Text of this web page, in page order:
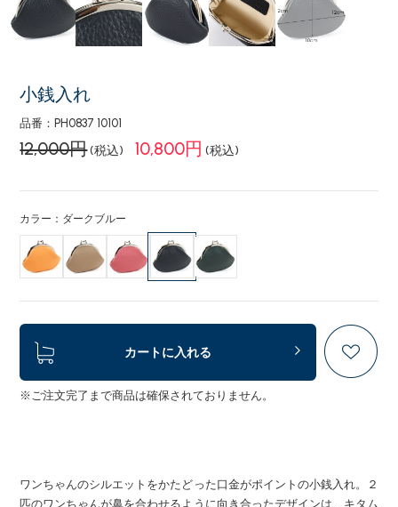
小銭入れ
品番：PH0837 10101
12,000円(税込) 10,800円 (税込)
カラー：ダークブルー
カートに入れる
※ご注文完了まで商品は確保されておりません。
ワンちゃんのシルエットをかたどった口金がポイントの小銭入れ。２
匹のワンちゃんが鼻を合わせるように向き合ったデザインは、キタム